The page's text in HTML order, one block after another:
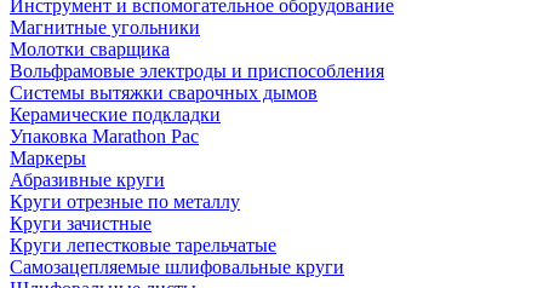
Инструмент и вспомогательное оборудование
Магнитные угольники
Молотки сварщика
Вольфрамовые электроды и приспособления
Системы вытяжки сварочных дымов
Керамические подкладки
Упаковка Marathon Pac
Маркеры
Абразивные круги
Круги отрезные по металлу
Круги зачистные
Круги лепестковые тарельчатые
Самозацепляемые шлифовальные круги